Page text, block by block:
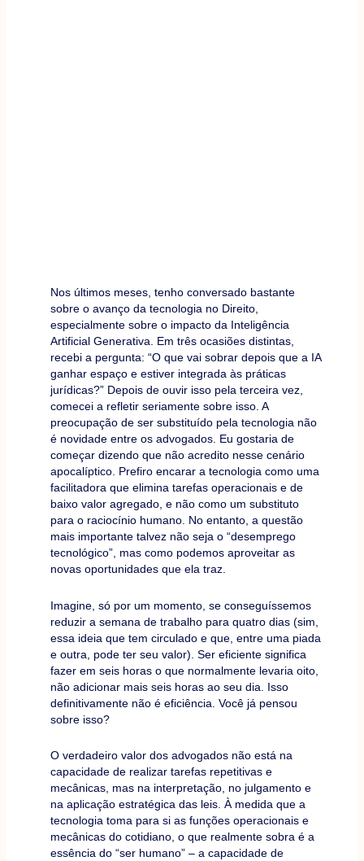
Nos últimos meses, tenho conversado bastante
sobre o avanço da tecnologia no Direito,
especialmente sobre o impacto da Inteligência
Artificial Generativa. Em três ocasiões distintas,
recebi a pergunta: “O que vai sobrar depois que a IA
ganhar espaço e estiver integrada às práticas
jurídicas?” Depois de ouvir isso pela terceira vez,
comecei a refletir seriamente sobre isso. A
preocupação de ser substituído pela tecnologia não
é novidade entre os advogados. Eu gostaria de
começar dizendo que não acredito nesse cenário
apocalíptico. Prefiro encarar a tecnologia como uma
facilitadora que elimina tarefas operacionais e de
baixo valor agregado, e não como um substituto
para o raciocínio humano. No entanto, a questão
mais importante talvez não seja o “desemprego
tecnológico”, mas como podemos aproveitar as
novas oportunidades que ela traz.
Imagine, só por um momento, se conseguíssemos
reduzir a semana de trabalho para quatro dias (sim,
essa ideia que tem circulado e que, entre uma piada
e outra, pode ter seu valor). Ser eficiente significa
fazer em seis horas o que normalmente levaria oito,
não adicionar mais seis horas ao seu dia. Isso
definitivamente não é eficiência. Você já pensou
sobre isso?
O verdadeiro valor dos advogados não está na
capacidade de realizar tarefas repetitivas e
mecânicas, mas na interpretação, no julgamento e
na aplicação estratégica das leis. À medida que a
tecnologia toma para si as funções operacionais e
mecânicas do cotidiano, o que realmente sobra é a
essência do “ser humano” – a capacidade de